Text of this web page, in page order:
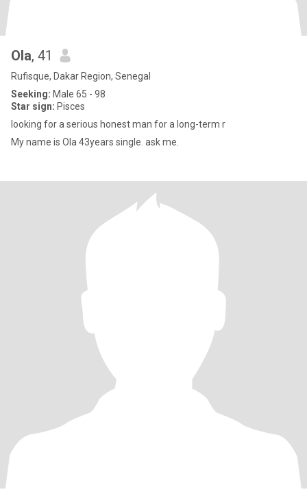
Ola, 41
Rufisque, Dakar Region, Senegal
Seeking: Male 65 - 98
Star sign: Pisces
looking for a serious honest man for a long-term r
My name is Ola 43years single. ask me.